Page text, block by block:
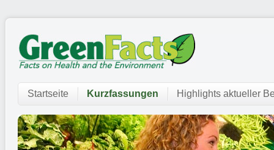
Startseite Kurzfassungen Highlights aktueller